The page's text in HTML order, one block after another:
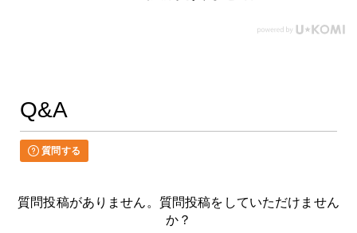
Q&A
質問する
質問投稿がありません。質問投稿をしていただけません
か？